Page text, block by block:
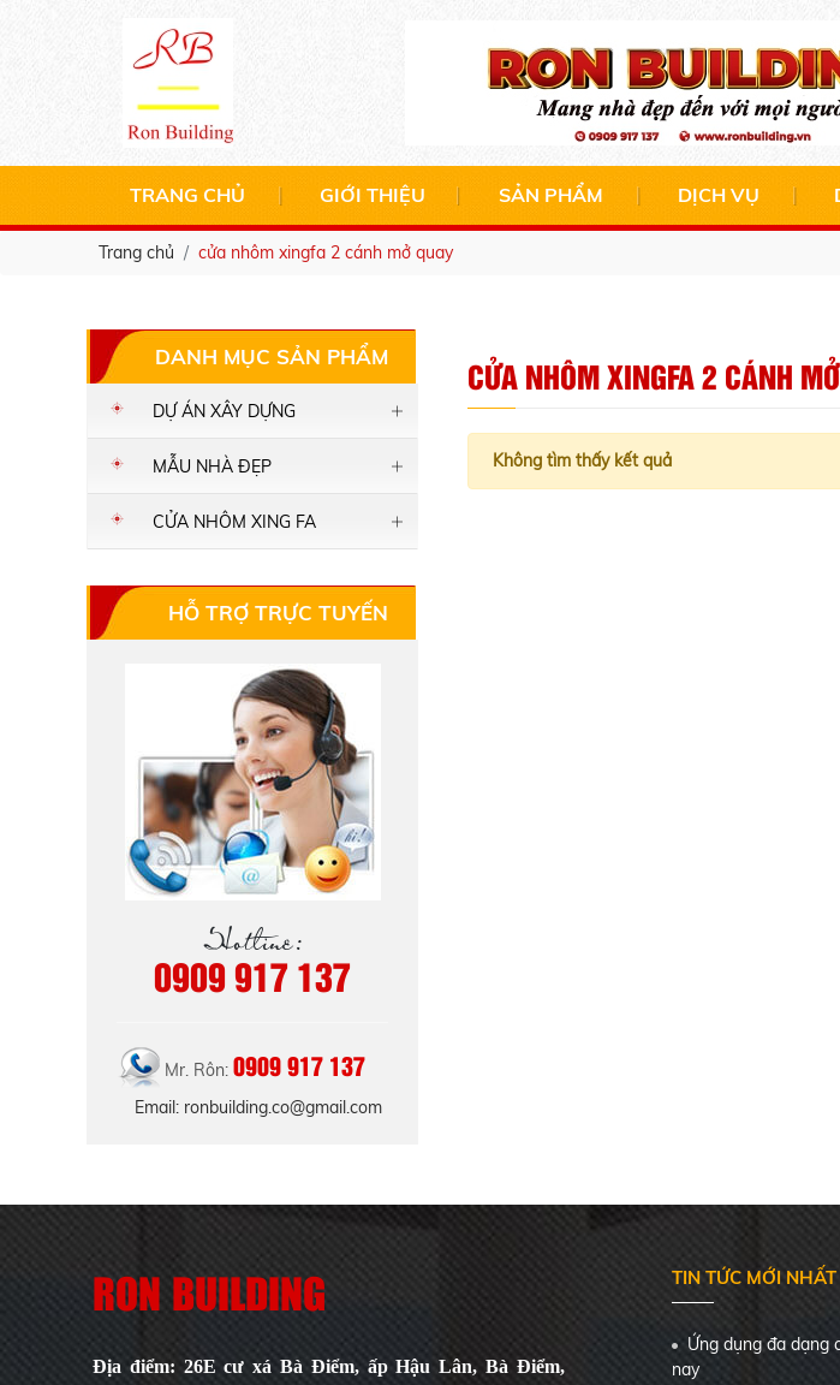
TRANG CHỦ GIỚI THIỆU SẢN PHẨM DỊCH VỤ
Trang chủ cửa nhôm xingfa 2 cánh mở quay
DANH MỤC SẢN PHẨM
DỰ ÁN XÂY DỰNG
MẪU NHÀ ĐẸP
CỬA NHÔM XING FA
HỖ TRỢ TRỰC TUYẾN
Hotline:
0909 917 137
Mr. Rôn: 0909 917 137
Email: ronbuilding.co@gmail.com
CỬA NHÔM XINGFA 2 CÁNH
Không tìm thấy kết quả
RON BUILDING
Địa điểm: 26E cư xá Bà Điểm, ấp Hậu Lân, Bà Điểm,
TIN TỨC MỚI NHẤT
Ứng dụng đa dạng
nay